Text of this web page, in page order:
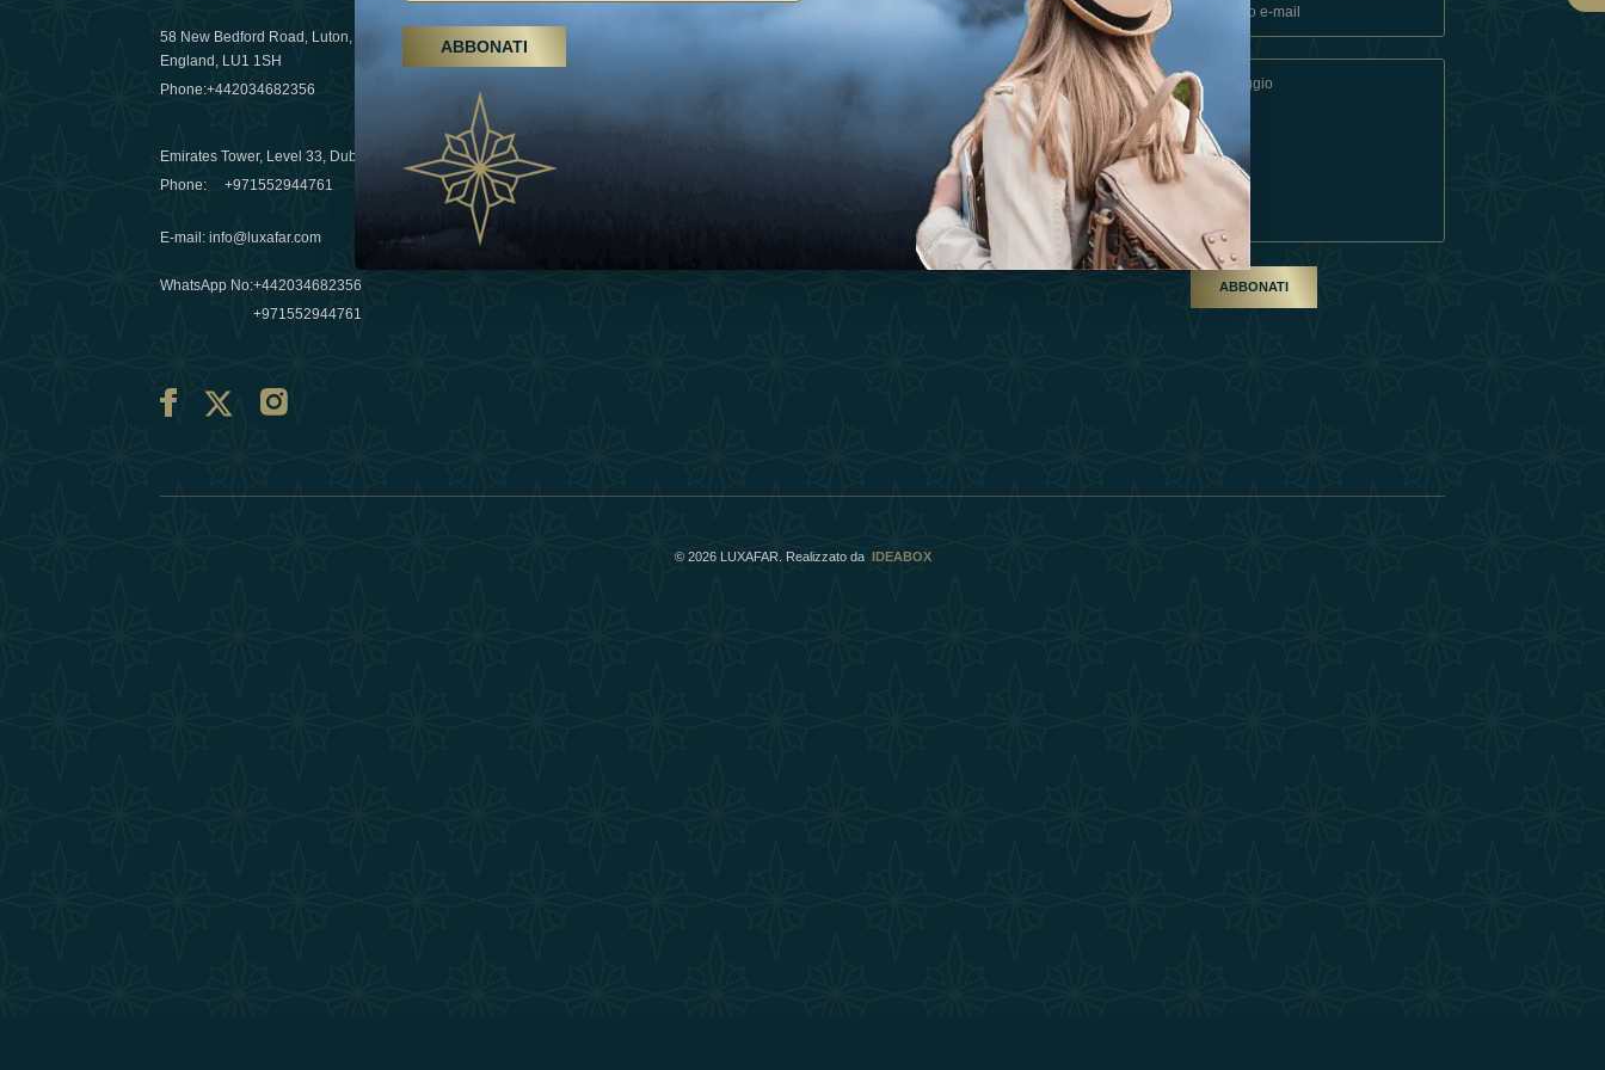
58 New Bedford Road, Luton,
England, LU1 1SH
Phone:+442034682356
Emirates Tower, Level 33, Dubai, UAE
Phone:+971552944761
E-mail :info@luxafar.com
WhatsApp No:+442034682356
+971552944761
Escursioni, trattamenti termali e yoga, gli
Emirati Arabi Uniti crescono come
destinazione del benessere
03 April 2025
Évasions hivernales pour les voyageurs des
Émirats: refinir le voyage de luxe
10 March 2025
Esperienza
Termini E Condizioni
Diventa Un Partner
Our Team
ABBONATI
© 2026 LUXAFAR. Realizzato da IDEABOX
ABBONATI